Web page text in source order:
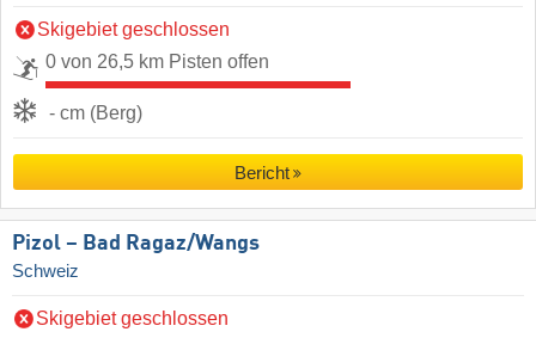
Skigebiet geschlossen
0 von 26,5 km Pisten offen
- cm (Berg)
Bericht
Pizol – Bad Ragaz/​Wangs
Schweiz
Skigebiet geschlossen